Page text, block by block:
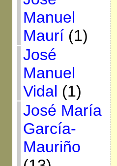
Manuel
Maurí(1)
José
Manuel
Vidal (1)
José María
García-
Mauriño